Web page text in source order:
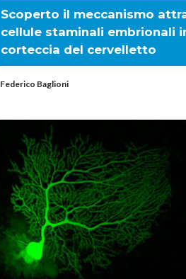
Scoperto il meccanismo
cellule staminali embrionali
corteccia del cervelletto
Federico Baglioni